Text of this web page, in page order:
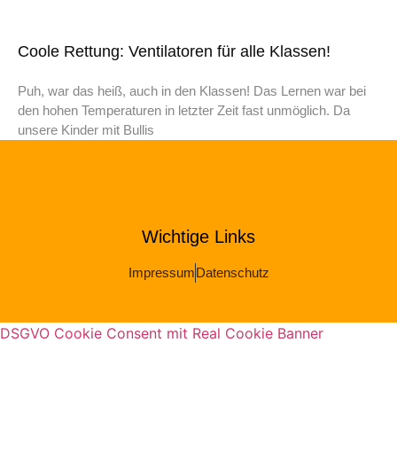
Coole Rettung: Ventilatoren für alle Klassen!
Puh, war das heiß, auch in den Klassen! Das Lernen war bei
den hohen Temperaturen in letzter Zeit fast unmöglich. Da
unsere Kinder mit Bullis
Wichtige Links
ImpressumDatenschutz
DSGVO Cookie Consent mit Real Cookie Banner